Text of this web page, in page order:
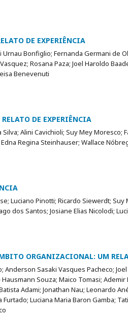
DE EXPERIÊNCIA
Bonfiglio; Fernanda Germani de
Rosana Paza; Joel Haroldo
Benevenuti
DE EXPERIÊNCIA
Alini Cavichioli; Suy Mey Moresco;
Regina Steinhauser; Wallace
Luciano Pinotti; Ricardo Siewerdt; Suy
dos Santos; Josiane Elias Nicolodi;
ORGANIZACIONAL: UM
Sasaki Vasques Pacheco;
Souza; Maico Tomasi;
Adami; Jonathan Nau; Leonardo
Luciana Maria Baron Gamba;